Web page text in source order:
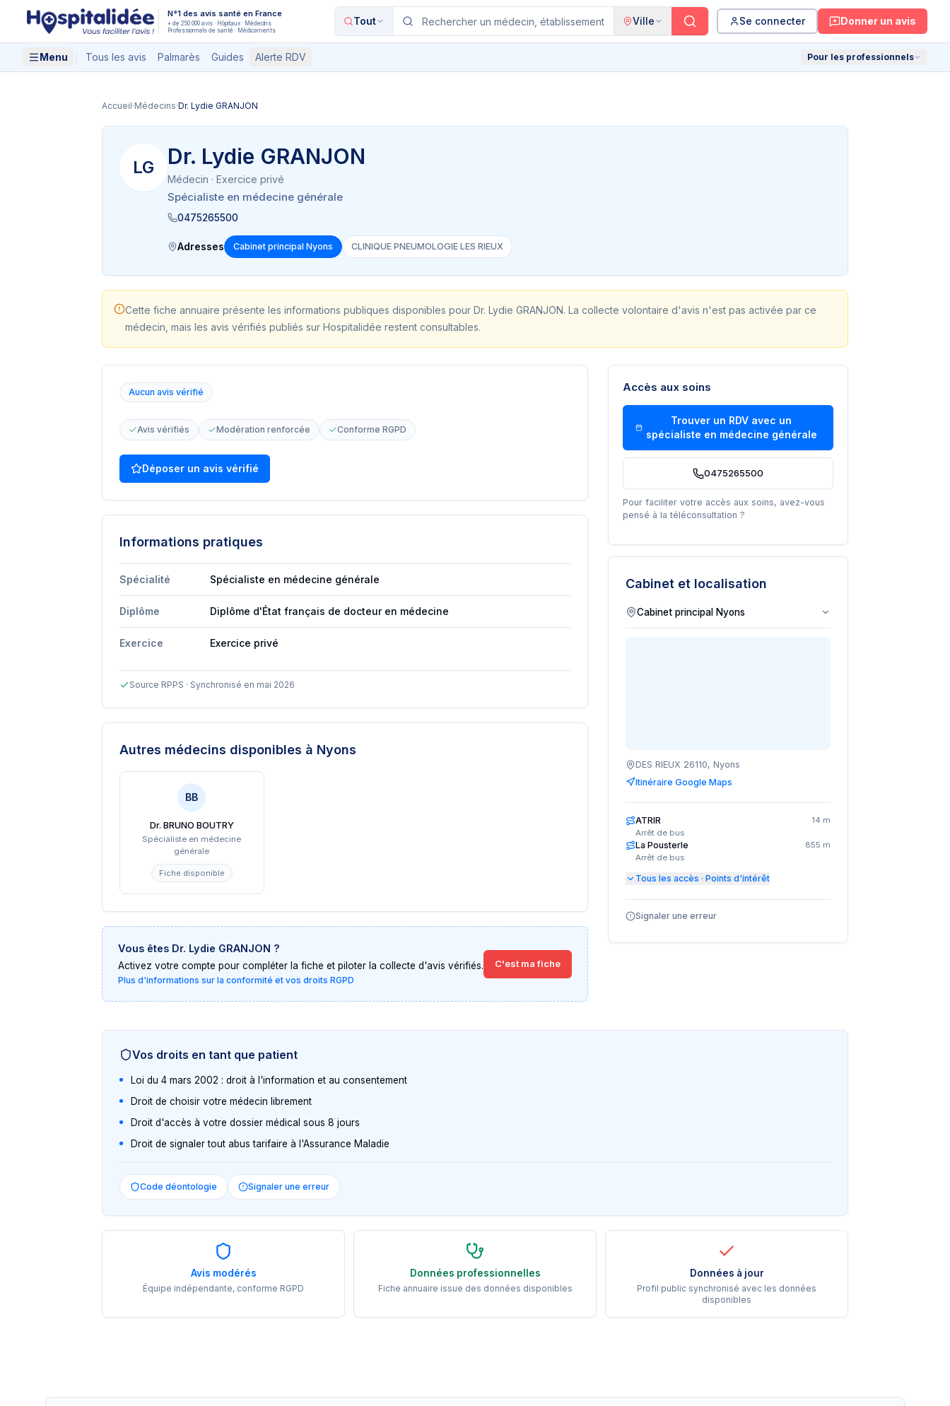
Aller au contenu principal N°1 des avis santé en France
+ de 250 000 avis · Hôpitaux · Médecins
Professionnels de santé · Médicaments
Tout Ville Se connecter Donner un avis
Menu Tous les avis Palmarès Guides Alerte RDV Pour les professionnels
Accueil·Médecins·Dr. Lydie GRANJON
LG Dr. Lydie GRANJON
Médecin · Exercice privé
Spécialiste en médecine générale
0475265500
Adresses Cabinet principal Nyons CLINIQUE PNEUMOLOGIE LES RIEUX
Cette fiche annuaire présente les informations publiques disponibles pour Dr. Lydie GRANJON. La collecte volontaire d'avis n'est pas activée par ce
médecin, mais les avis vérifiés publiés sur Hospitalidée restent consultables.
Aucun avis vérifié
Avis vérifiés Modération renforcée Conforme RGPD
Déposer un avis vérifié
Informations pratiques
Spécialité Spécialiste en médecine générale
Diplôme Diplôme d'État français de docteur en médecine
Exercice Exercice privé
Source RPPS · Synchronisé en mai 2026
Autres médecins disponibles à Nyons
BB
Dr. BRUNO BOUTRY
Spécialiste en médecine
générale
Fiche disponible
Vous êtes Dr. Lydie GRANJON ?
Activez votre compte pour compléter la fiche et piloter la collecte d'avis vérifiés.
Plus d'informations sur la conformité et vos droits RGPD
C'est ma fiche
Accès aux soins
Trouver un RDV avec un
spécialiste en médecine générale
0475265500
Pour faciliter votre accès aux soins, avez-vous
pensé à la téléconsultation ?
Cabinet et localisation
DES RIEUX 26110, Nyons
Itinéraire Google Maps
ATRIR
Arrêt de bus
14 m
La Pousterle
Arrêt de bus
855 m
Tous les accès · Points d'intérêt
Signaler une erreur
Vos droits en tant que patient
Loi du 4 mars 2002 : droit à l'information et au consentement
Droit de choisir votre médecin librement
Droit d'accès à votre dossier médical sous 8 jours
Droit de signaler tout abus tarifaire à l'Assurance Maladie
Code déontologie Signaler une erreur
Avis modérés
Équipe indépendante, conforme RGPD
Données professionnelles
Fiche annuaire issue des données disponibles
Données à jour
Profil public synchronisé avec les données
disponibles